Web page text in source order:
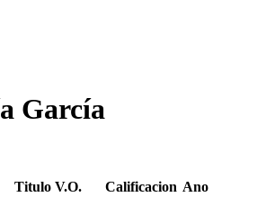
García
Titulo V.O. Calificacion Ano